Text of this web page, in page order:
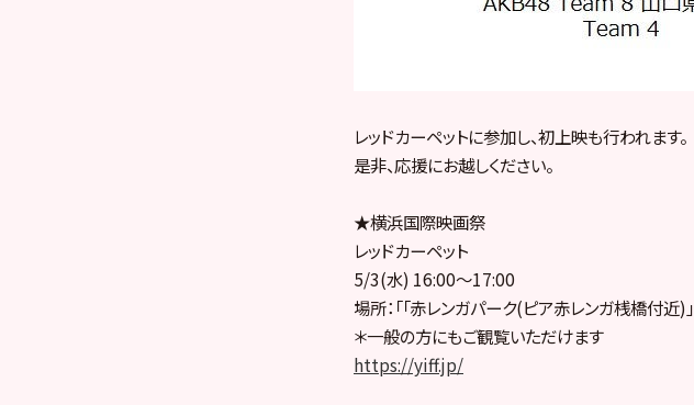
レッドカーペットに参加し、初上映も行われます。
是非、応援にお越しください。
★横浜国際映画祭
レッドカーペット
5/3(水) 16:00〜17:00
場所：「「赤レンガパーク(ピア赤レンガ桟橋付近)」
＊一般の方にもご観覧いただけます
https://yiff.jp/